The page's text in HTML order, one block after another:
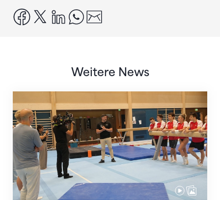
facebook
x linkedinwhatsapp
Weitere News
Mit klaren Zielen nach Zagreb